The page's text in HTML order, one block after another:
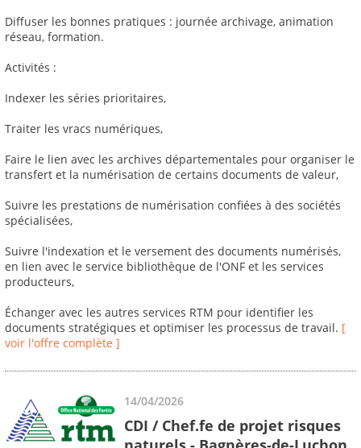
Diffuser les bonnes pratiques : journée archivage, animation
réseau, formation.
Activités :
Indexer les séries prioritaires,
Traiter les vracs numériques,
Faire le lien avec les archives départementales pour organiser le
transfert et la numérisation de certains documents de valeur,
Suivre les prestations de numérisation confiées à des sociétés
spécialisées,
Suivre l'indexation et le versement des documents numérisés,
en lien avec le service bibliothèque de l'ONF et les services
producteurs,
Échanger avec les autres services RTM pour identifier les
documents stratégiques et optimiser les processus de travail. [
voir l'offre complète ]
14/04/2026
CDI / Chef.fe de projet risques